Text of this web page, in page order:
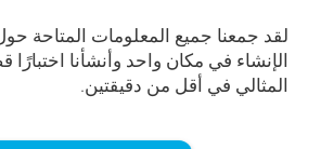
لقد جمعنا جميع المعلومات المتاحة
الإنشاء في مكان واحد وأنشأنا اختبارًا
المثالي في أقل من دقيقتين.